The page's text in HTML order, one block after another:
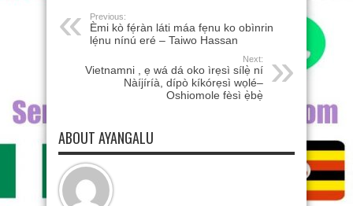
Previous:
Èmi kò fé̩ràn láti máa fe̩nu ko obìnrin
lé̩nu nínú eré – Taiwo Hassan
Next:
Vietnamni , ẹ wá dá oko ìrẹsì sílẹ̀ ní
Nàíjíríà, dípò kíkórẹsì wọlé–
Oshiomole fèsì ẹ̀bẹ̀
ABOUT AYANGALU